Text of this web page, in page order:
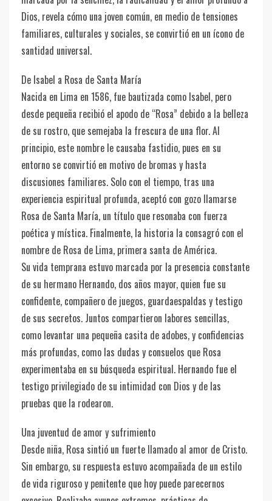
Dios, revela cómo una joven común, en medio de tensiones
familiares, culturales y sociales, se convirtió en un ícono de
santidad universal.
De Isabel a Rosa de Santa María
Nacida en Lima en 1586, fue bautizada como Isabel, pero
desde pequeña recibió el apodo de “Rosa” debido a la belleza
de su rostro, que semejaba la frescura de una flor. Al
principio, este nombre le causaba fastidio, pues en su
entorno se convirtió en motivo de bromas y hasta
discusiones familiares. Solo con el tiempo, tras una
experiencia espiritual profunda, aceptó con gozo llamarse
Rosa de Santa María, un título que resonaba con fuerza
poética y mística. Finalmente, la historia la consagró con el
nombre de Rosa de Lima, primera santa de América.
Su vida temprana estuvo marcada por la presencia constante
de su hermano Hernando, dos años mayor, quien fue su
confidente, compañero de juegos, guardaespaldas y testigo
de sus secretos. Juntos compartieron labores sencillas,
como levantar una pequeña casita de adobes, y confidencias
más profundas, como las dudas y consuelos que Rosa
experimentaba en su búsqueda espiritual. Hernando fue el
testigo privilegiado de su intimidad con Dios y de las
pruebas que la rodearon.
Una juventud de amor y sufrimiento
Desde niña, Rosa sintió un fuerte llamado al amor de Cristo.
Sin embargo, su respuesta estuvo acompañada de un estilo
de vida riguroso y penitente que hoy puede parecernos